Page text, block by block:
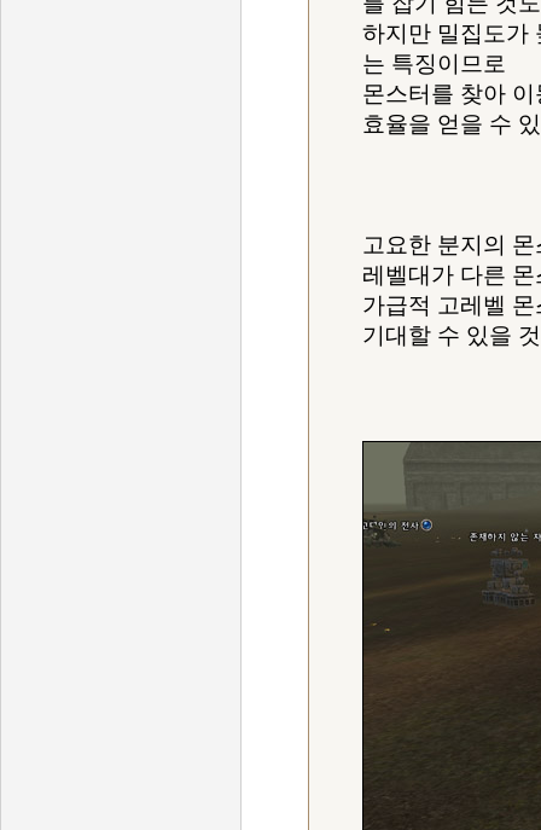
하지만 밀집도가
는 특징이므로
몬스터를 찾아
효율을 얻을 수
고요한 분지의
레벨대가 다른
가급적 고레벨
기대할 수 있을